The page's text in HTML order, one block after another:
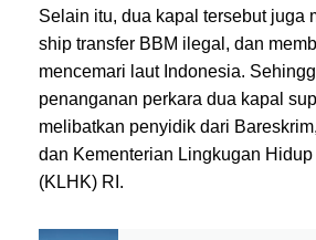
Selain itu, dua kapal tersebut juga
ship transfer BBM ilegal, dan
mencemari laut Indonesia.
penanganan perkara dua kapal
melibatkan penyidik dari
dan Kementerian Lingkugan
(KLHK) RI.